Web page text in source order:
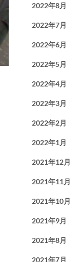
2022年8月
2022年7月
2022年6月
2022年5月
2022年4月
2022年3月
2022年2月
2022年1月
2021年12月
2021年11月
2021年10月
2021年9月
2021年8月
2021年7月